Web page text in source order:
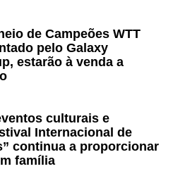
de Campeões WTT
pelo Galaxy
estarão à venda a
culturais e
Internacional de
continua a proporcionar
família